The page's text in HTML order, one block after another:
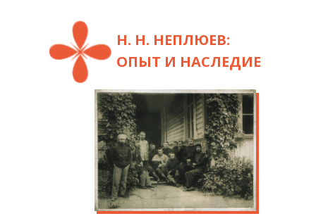
Н. Н. НЕПЛЮЕВ:
ОПЫТ И НАСЛЕДИЕ